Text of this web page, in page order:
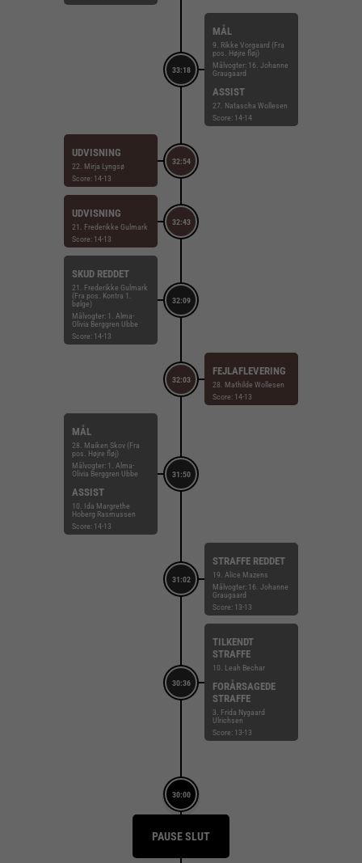
33:18
MÅL
9. Rikke Vorgaard (Fra
pos. Højre fløj)
Målvogter: 16. Johanne
Graugaard
ASSIST
27. Natascha Wollesen
Score: 14-14
32:54
UDVISNING
22. Mirja Lyngsø
Score: 14-13
32:43
UDVISNING
21. Frederikke Gulmark
Score: 14-13
32:09
SKUD REDDET
21. Frederikke Gulmark
(Fra pos. Kontra 1.
bølge)
Målvogter: 1. Alma-
Olivia Berggren Ubbe
Score: 14-13
32:03
FEJLAFLEVERING
28. Mathilde Wollesen
Score: 14-13
31:50
MÅL
28. Maiken Skov (Fra
pos. Højre fløj)
Målvogter: 1. Alma-
Olivia Berggren Ubbe
ASSIST
10. Ida Margrethe
Hoberg Rasmussen
Score: 14-13
31:02
STRAFFE REDDET
19. Alice Mazens
Målvogter: 16. Johanne
Graugaard
Score: 13-13
30:36
TILKENDT
STRAFFE
10. Leah Bechar
FORÅRSAGEDE
STRAFFE
3. Frida Nygaard
Ulrichsen
Score: 13-13
30:00
PAUSE SLUT